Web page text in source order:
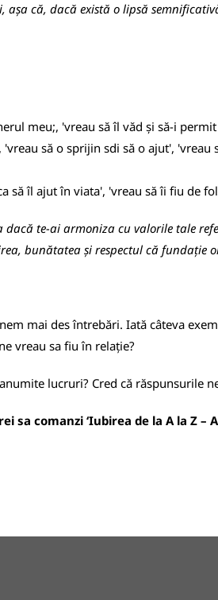
că, dacă există o lipsă
meu;, 'vreau să îl văd și să-i
să o sprijin sdi să o ajut',
să îl ajut în viata', 'vreau să îi fiu de
te-ai armoniza cu valorile tale
bunătatea și respectul că fundație
mai des întrebări. Iată câteva
vreau sa fiu în relație?
lucruri? Cred că răspunsurile
sa comanzi ‘Iubirea de la A la Z